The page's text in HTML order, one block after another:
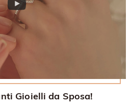
Gioielli da Sposa!